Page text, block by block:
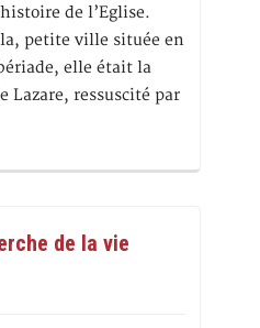
de l’Eglise.
petite ville située en
elle était la
Lazare, ressuscité par
de la vie